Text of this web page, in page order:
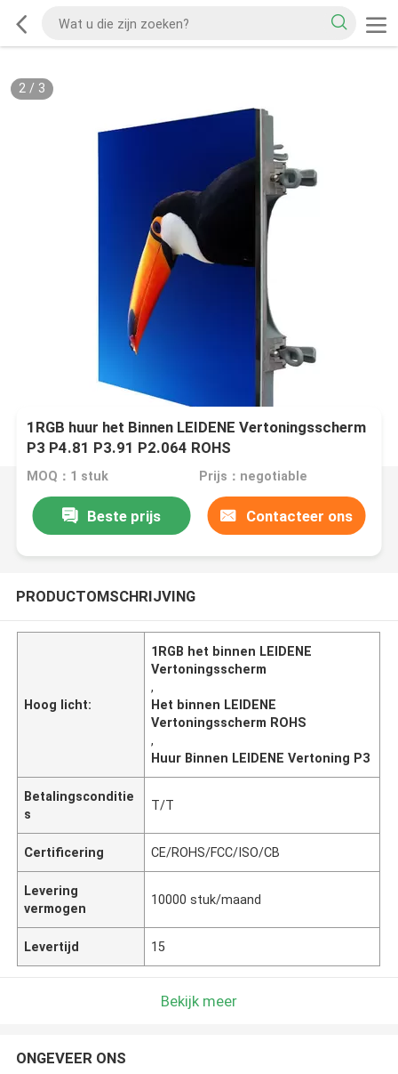
2/ 3
1RGB huur het Binnen LEIDENE Vertoningsscherm
P3 P4.81 P3.91 P2.064 ROHS
MOQ：1 stuk Prijs：negotiable
Beste prijs Contacteer ons
PRODUCTOMSCHRIJVING
Hoog licht:
1RGB het binnen LEIDENE
Vertoningsscherm
,
Het binnen LEIDENE
Vertoningsscherm ROHS
,
Huur Binnen LEIDENE Vertoning P3
Betalingsconditie
s
T/T
Certificering CE/ROHS/FCC/ISO/CB
Levering
vermogen
10000 stuk/maand
Levertijd 15
Bekijk meer
ONGEVEER ONS